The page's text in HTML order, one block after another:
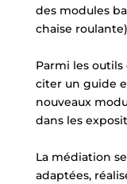
des modules
chaise
Parmi les outils
citer un guide
nouveaux
dans les
La médiation
adaptées,